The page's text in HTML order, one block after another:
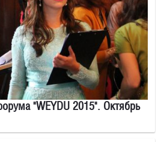
"WEYDU 2015". Октябрь